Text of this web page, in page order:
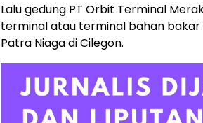
Lalu gedung PT Orbit Terminal
terminal atau terminal bahan bakar
Patra Niaga di Cilegon.